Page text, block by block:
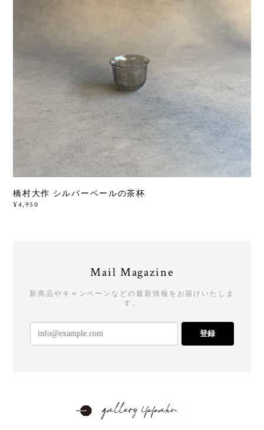
橋村大作 シルバーベールの茶杯
¥4,950
Mail Magazine
新商品やキャンペーンなどの最新情報をお届けいたしま
す。
登録